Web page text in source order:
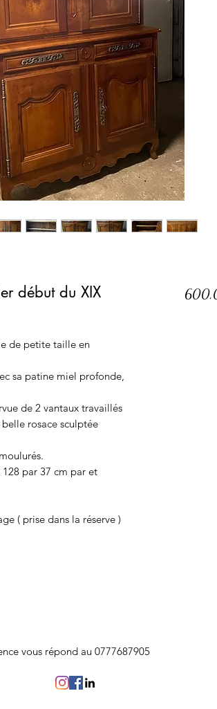
début du XIX
de petite taille en
sa patine miel profonde,
de 2 vantaux travaillés
rosace sculptée
par 37 cm par et
( prise dans la réserve )
vous répond au 0777687905